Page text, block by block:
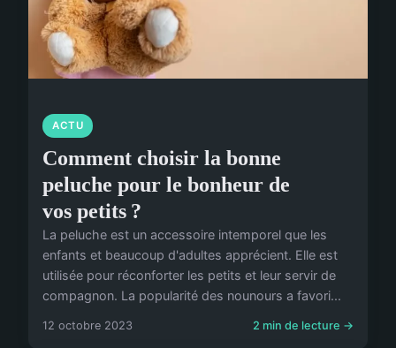
ACTU
Comment choisir la bonne
peluche pour le bonheur de
vos petits ?
La peluche est un accessoire intemporel que les
enfants et beaucoup d'adultes apprécient. Elle est
utilisée pour réconforter les petits et leur servir de
compagnon. La popularité des nounours a favori...
12 octobre 2023 2 min de lecture →